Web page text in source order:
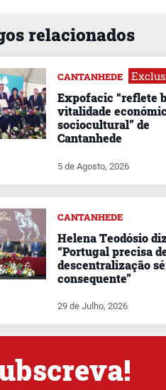
relacionados
CANTANHEDE
Expofacic “reflete
vitalidade
sociocultural” de
Cantanhede
5 de Agosto, 2026
CANTANHEDE
Helena Teodósio
“Portugal precisa
descentralização
consequente”
29 de Julho, 2026